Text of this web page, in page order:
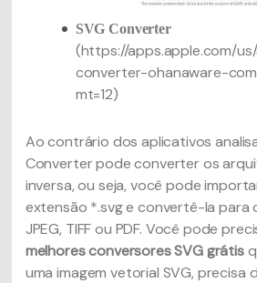
SVG Converter
(https://apps.apple.com/
converter-ohanaware-
mt=12)
Ao contrário dos aplicativos
Converter pode converter os
inversa, ou seja, você pode
extensão *.svg e convertê-la para
JPEG, TIFF ou PDF. Você pode
melhores conversores SVG grátis
uma imagem vetorial SVG, precisa